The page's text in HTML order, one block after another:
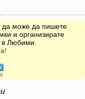
да може да пишете
и организирате
в Любими.